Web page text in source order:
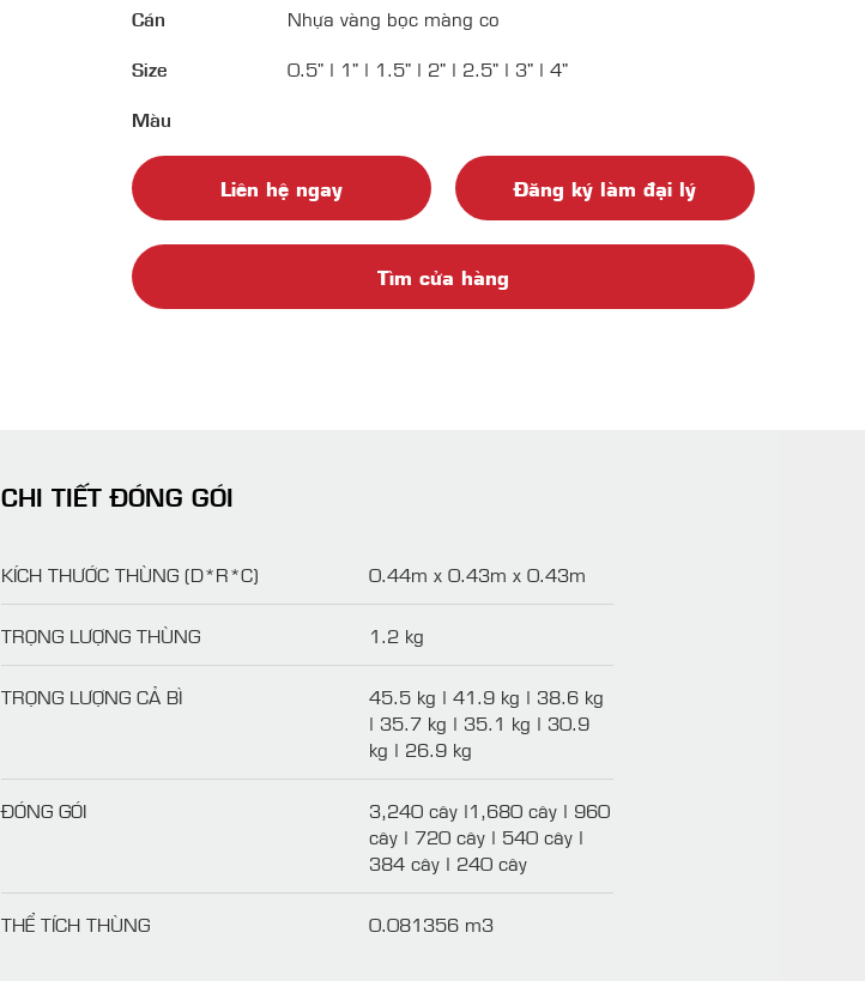
Cán Nhựa vàng bọc màng co
Size 0.5" | 1" | 1.5" | 2" | 2.5" | 3" | 4"
Màu
Liên hệ ngay Đăng ký làm đại lý
Tìm cửa hàng
CHI TIẾT ĐÓNG GÓI
KÍCH THƯỚC THÙNG (D*R*C) 0.44m x 0.43m x 0.43m
TRỌNG LƯỢNG THÙNG 1.2 kg
TRỌNG LƯỢNG CẢ BÌ
45.5 kg | 41.9 kg | 38.6 kg
| 35.7 kg | 35.1 kg | 30.9
kg | 26.9 kg
ĐÓNG GÓI
3,240 cây |1,680 cây | 960
cây | 720 cây | 540 cây |
384 cây | 240 cây
THỂ TÍCH THÙNG 0.081356 m3